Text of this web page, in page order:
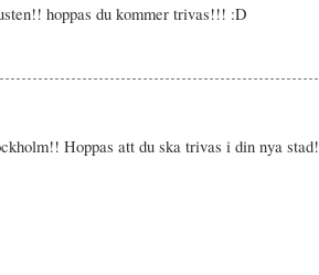
hoppas du kommer trivas!!! :D
Hoppas att du ska trivas i din nya stad!